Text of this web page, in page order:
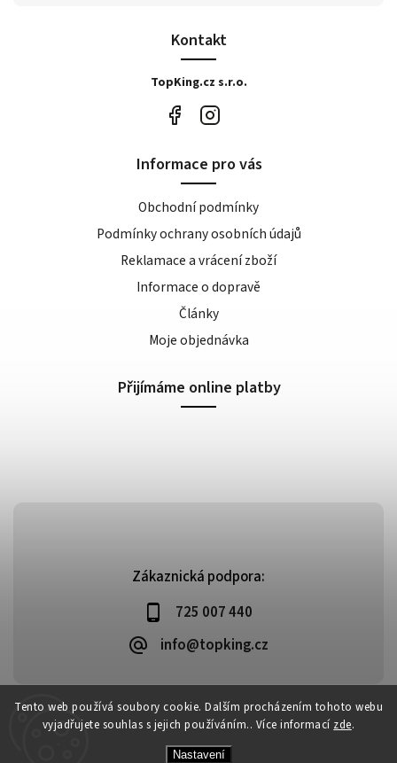
Tento web používá soubory cookie. Dalším procházením tohoto webu
vyjadřujete souhlas s jejich používáním.. Více informací zde.
Nastavení
Zákaznická podpora:
725 007 440
info@topking.cz
Kontakt
TopKing.cz s.r.o.
Informace pro vás
Obchodní podmínky
Podmínky ochrany osobních údajů
Reklamace a vrácení zboží
Informace o dopravě
Články
Moje objednávka
Přijímáme online platby
Copyright 2026Top King. Všechna práva vyhrazena.
VytvořilShoptet| Design